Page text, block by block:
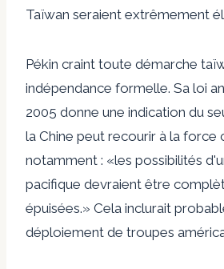
Taïwan seraient extrêmement
Pékin craint toute démarche
indépendance formelle. Sa loi
2005 donne une indication du
la Chine peut recourir à la force
notamment : «les possibilités
pacifique devraient être
épuisées.» Cela inclurait
déploiement de troupes